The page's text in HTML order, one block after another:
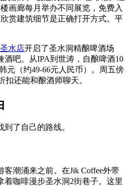
画廊每月举办不同展览，免费入
赏建筑细节是正确打开方式。平
水店开启了圣水洞精酿啤酒场
酒吧。从IPA到世涛，自酿啤酒10
元（约49-66元人民币）。周五傍
扣还能和酿酒师聊天。
了自己的路线。
客潮涌来之前。在Jik Coffee外带
着咖啡漫步圣水洞2街巷子。这里